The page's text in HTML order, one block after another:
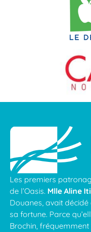
Les premiers
de l’Oasis. Mlle Aline
Douanes, avait décidé
sa fortune. Parce
Brochin,